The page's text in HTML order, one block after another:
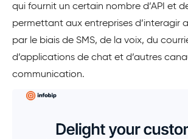
qui fournit un certain nombre d’API et
permettant aux entreprises d’interagir
par le biais de SMS, de la voix, du
d’applications de chat et d’autres
communication.